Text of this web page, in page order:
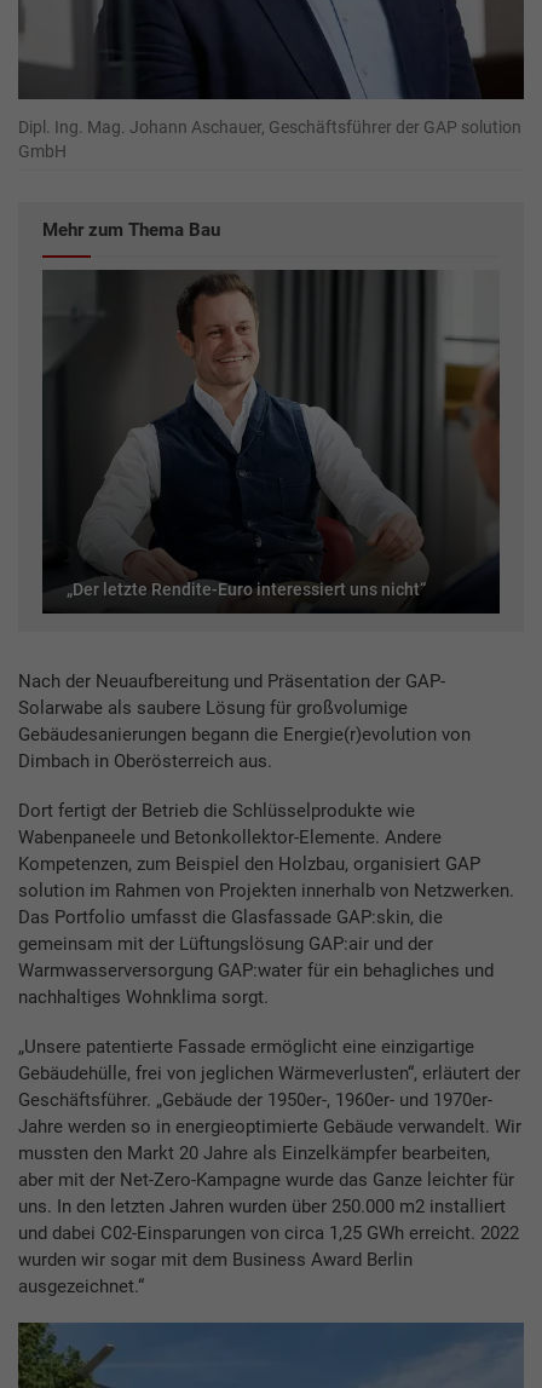
Dipl. Ing. Mag. Johann Aschauer, Geschäftsführer der GAP solution
GmbH
Mehr zum Thema Bau
„Der letzte Rendite-Euro interessiert uns nicht“
Nach der Neuaufbereitung und Präsentation der GAP-
Solarwabe als saubere Lösung für großvolumige
Gebäudesanierungen begann die Energie(r)evolution von
Dimbach in Oberösterreich aus.
Dort fertigt der Betrieb die Schlüsselprodukte wie
Wabenpaneele und Betonkollektor-Elemente. Andere
Kompetenzen, zum Beispiel den Holzbau, organisiert GAP
solution im Rahmen von Projekten innerhalb von Netzwerken.
Das Portfolio umfasst die Glasfassade GAP:skin, die
gemeinsam mit der Lüftungslösung GAP:air und der
Warmwasserversorgung GAP:water für ein behagliches und
nachhaltiges Wohnklima sorgt.
„Unsere patentierte Fassade ermöglicht eine einzigartige
Gebäudehülle, frei von jeglichen Wärmeverlusten“, erläutert der
Geschäftsführer. „Gebäude der 1950er-, 1960er- und 1970er-
Jahre werden so in energieoptimierte Gebäude verwandelt. Wir
mussten den Markt 20 Jahre als Einzelkämpfer bearbeiten,
aber mit der Net-Zero-Kampagne wurde das Ganze leichter für
uns. In den letzten Jahren wurden über 250.000 m2 installiert
und dabei C02-Einsparungen von circa 1,25 GWh erreicht. 2022
wurden wir sogar mit dem Business Award Berlin
ausgezeichnet.“